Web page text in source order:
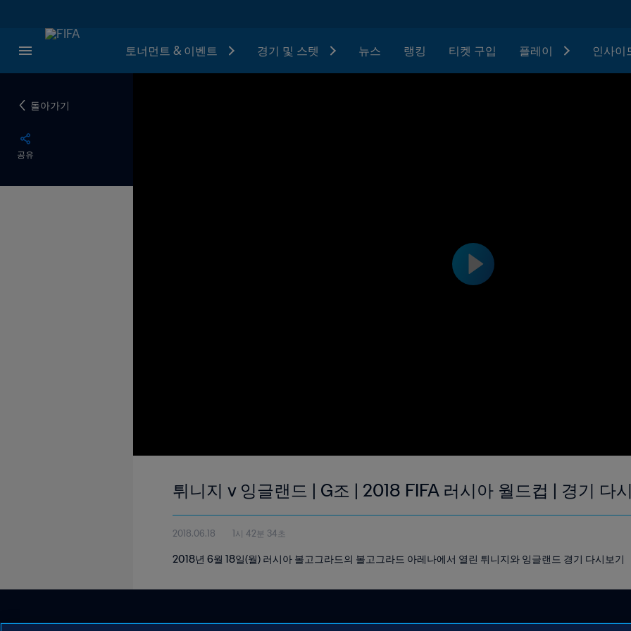
토너먼트 & 이벤트 경기 및 스텟 뉴스 랭킹 티켓 구입 플레이 인사이
돌아가기
공유
튀니지 v 잉글랜드 | G조 | 2018 FIFA 러시아 월드컵 | 경기
2018.06.18 1시 42분 34초
2018년 6월 18일(월) 러시아 볼고그라드의 볼고그라드 아레나에서 열린 튀니지와 잉글랜드 경기 다시보기